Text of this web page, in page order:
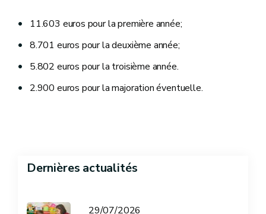
11.603 euros pour la première année;
8.701 euros pour la deuxième année;
5.802 euros pour la troisième année.
2.900 euros pour la majoration éventuelle.
Dernières actualités
29/07/2026